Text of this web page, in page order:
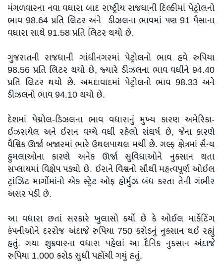
મંગળવારના નવા વધારા બાદ રાષ્ટ્રીય રાજધાની દિલ્હીમાં પેટ્રોલનો
ભાવ 98.64 પ્રતિ લિટર અને ડીઝલના ભાવમાં પણ 91 પૈસાના
વધારા સાથે 91.58 પ્રતિ લિટર થયો છે.
ગુજરાતની રાજધાની ગાંધીનગરમાં પેટ્રોલનો ભાવ હવે રુપિયા
98.56 પ્રતિ લિટર થયો છે, જ્યારે ડીઝલના ભાવ વધીને 94.40
પ્રતિ લિટર થયો છે. અમદાવાદમાં પેટ્રોલનો ભાવ 98.33 અને
ડીઝલનો ભાવ 94.10 થયો છે.
દેશમાં પેચ્રોલ-ડિઝલના ભાવ વધારાનું મુખ્ય કારણ અમેરિકા-
ઈઝરાયેલ અને ઈરાન વચ્ચે વધી રહેલો સંઘર્ષ છે, જેના કારણે
વૈશ્વિક ઊર્જા બજારમાં ભારે ઉથલપાથલ મચી છે. ગલ્ફ ક્ષેત્રમાં સૈન્ય
હુમલાઓના કારણે અનેક ઊર્જા સુવિધાઓને નુકસાન થતા
સપ્લાયમાં વિક્ષેપ પડ્યો છે. ઈરાને વિશ્વનો સૌથી મહત્વપૂર્ણ ઓઈલ
ટ્રાંઝિટ માર્ગોમાંનો એક સ્ટ્રેટ ઓફ હોર્મુઝ બંધ કરતા તેની ગંભીર
અસર પડી છે.
આ વધારા છતાં સરકારે ખુલાસો કર્યો છે કે ઓઈલ માર્કેટિંગ
કંપનીઓને દરરોજ અંદાજે રુપિયા 750 કરોડનું નુકસાન થઈ રહ્યું
હતું. ગયા શુક્રવારના વધારા પહેલાં આ દૈનિક નુકસાન અંદાજે
રુપિયા 1,000 કરોડ સુધી પહોંચી ગયું હતું.